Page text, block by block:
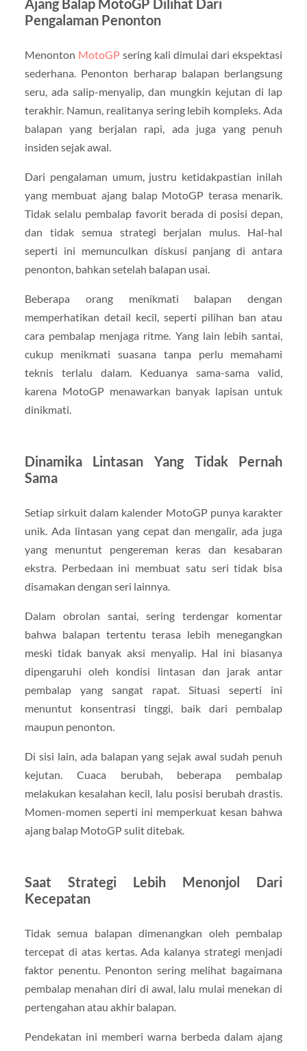
Pengalaman Penonton
Menonton MotoGPsering kali dimulai dari ekspektasi
sederhana. Penonton berharap balapan berlangsung
seru, ada salip-menyalip, dan mungkin kejutan di lap
terakhir. Namun, realitanya sering lebih kompleks. Ada
balapan yang berjalan rapi, ada juga yang penuh
insiden sejak awal.
Dari pengalaman umum, justru ketidakpastian inilah
yang membuat ajang balap MotoGP terasa menarik.
Tidak selalu pembalap favorit berada di posisi depan,
dan tidak semua strategi berjalan mulus. Hal-hal
seperti ini memunculkan diskusi panjang di antara
penonton, bahkan setelah balapan usai.
Beberapa orang menikmati balapan dengan
memperhatikan detail kecil, seperti pilihan ban atau
cara pembalap menjaga ritme. Yang lain lebih santai,
cukup menikmati suasana tanpa perlu memahami
teknis terlalu dalam. Keduanya sama-sama valid,
karena MotoGP menawarkan banyak lapisan untuk
dinikmati.
Dinamika Lintasan Yang Tidak Pernah
Sama
Setiap sirkuit dalam kalender MotoGP punya karakter
unik. Ada lintasan yang cepat dan mengalir, ada juga
yang menuntut pengereman keras dan kesabaran
ekstra. Perbedaan ini membuat satu seri tidak bisa
disamakan dengan seri lainnya.
Dalam obrolan santai, sering terdengar komentar
bahwa balapan tertentu terasa lebih menegangkan
meski tidak banyak aksi menyalip. Hal ini biasanya
dipengaruhi oleh kondisi lintasan dan jarak antar
pembalap yang sangat rapat. Situasi seperti ini
menuntut konsentrasi tinggi, baik dari pembalap
maupun penonton.
Di sisi lain, ada balapan yang sejak awal sudah penuh
kejutan. Cuaca berubah, beberapa pembalap
melakukan kesalahan kecil, lalu posisi berubah drastis.
Momen-momen seperti ini memperkuat kesan bahwa
ajang balap MotoGP sulit ditebak.
Saat Strategi Lebih Menonjol Dari
Kecepatan
Tidak semua balapan dimenangkan oleh pembalap
tercepat di atas kertas. Ada kalanya strategi menjadi
faktor penentu. Penonton sering melihat bagaimana
pembalap menahan diri di awal, lalu mulai menekan di
pertengahan atau akhir balapan.
Pendekatan ini memberi warna berbeda dalam ajang